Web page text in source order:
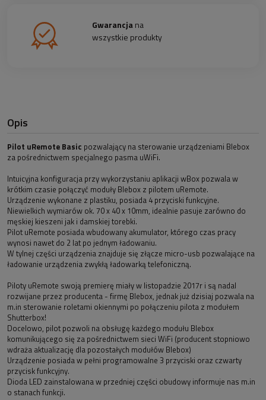
Gwarancjana
wszystkie produkty
Opis
Pilot uRemote Basic pozwalający na sterowanie urządzeniami Blebox
za pośrednictwem specjalnego pasma uWiFi.
Intuicyjna konfiguracja przy wykorzystaniu aplikacji wBox pozwala w
krótkim czasie połączyć moduły Blebox z pilotem uRemote.
Urządzenie wykonane z plastiku, posiada 4 przyciski funkcyjne.
Niewielkich wymiarów ok. 70 x 40 x 10mm, idealnie pasuje zarówno do
męskiej kieszeni jak i damskiej torebki.
Pilot uRemote posiada wbudowany akumulator, którego czas pracy
wynosi nawet do 2 lat po jednym ładowaniu.
W tylnej części urządzenia znajduje się złącze micro-usb pozwalające na
ładowanie urządzenia zwykłą ładowarką telefoniczną.
Piloty uRemote swoją premierę miały w listopadzie 2017r i są nadal
rozwijane przez producenta - firmę Blebox, jednak już dzisiaj pozwala na
m.in sterowanie roletami okiennymi po połączeniu pilota z modułem
Shutterbox!
Docelowo, pilot pozwoli na obsługę każdego modułu Blebox
komunikującego się za pośrednictwem sieci WiFi (producent stopniowo
wdraża aktualizację dla pozostałych modułów Blebox)
Urządzenie posiada w pełni programowalne 3 przyciski oraz czwarty
przycisk funkcyjny.
Dioda LED zainstalowana w przedniej części obudowy informuje nas m.in
o stanach funkcji.